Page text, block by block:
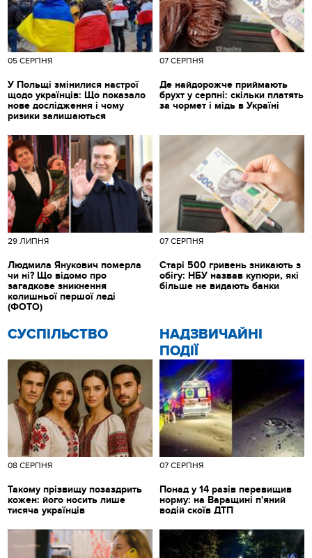
05 СЕРПНЯ
У Польщі змінилися настрої
щодо українців: Що показало
нове дослідження і чому
ризики залишаються
07 СЕРПНЯ
Де найдорожче приймають
брухт у серпні: скільки платять
за чормет і мідь в Україні
CУСПІЛЬСТВО
08 СЕРПНЯ
Такому прізвищу позаздрить
кожен: його носить лише
тисяча українців
НАДЗВИЧАЙНІ
ПОДІЇ
07 СЕРПНЯ
Понад у 14 разів перевищив
норму: на Варащині п'яний
водій скоїв ДТП
29 ЛИПНЯ
Людмила Янукович померла
чи ні? Що відомо про
загадкове зникнення
колишньої першої леді
(ФОТО)
07 СЕРПНЯ
Старі 500 гривень зникають з
обігу: НБУ назвав купюри, які
більше не видають банки